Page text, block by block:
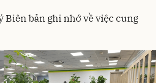
Biên bản ghi nhớ về việc cung